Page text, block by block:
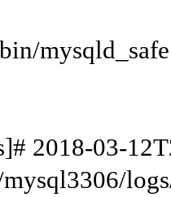
2018-03-